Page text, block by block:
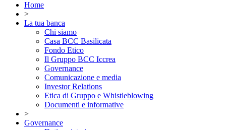
Home
>
La tua banca
Chi siamo
Casa BCC Basilicata
Fondo Etico
Il Gruppo BCC Iccrea
Governance
Comunicazione e media
Investor Relations
Etica di Gruppo e Whistleblowing
Documenti e informative
>
Governance